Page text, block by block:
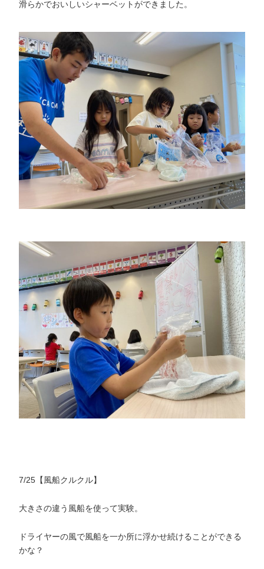
滑らかでおいしいシャーベットができました。
7/25【風船クルクル】
大きさの違う風船を使って実験。
ドライヤーの風で風船を一か所に浮かせ続けることができる
かな？